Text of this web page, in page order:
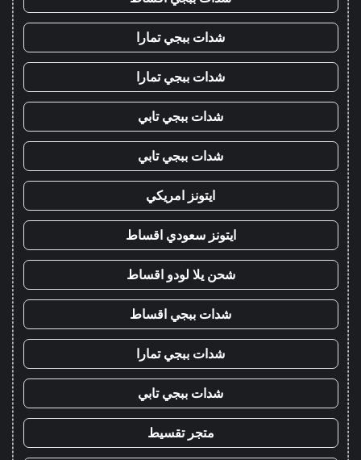
شدات ببجي تمارا
شدات ببجي تمارا
شدات ببجي تابي
شدات ببجي تابي
ايتونز امريكي
ايتونز سعودي اقساط
شحن يلا لودو اقساط
شدات ببجي اقساط
شدات ببجي تمارا
شدات ببجي تابي
متجر تقسيط